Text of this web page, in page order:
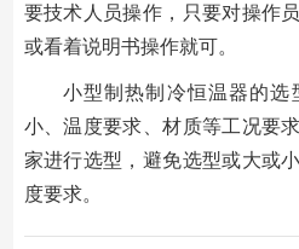
要技术人员操作，只要对操作
或看着说明书操作就可。
小型制热制冷恒温器的选
小、温度要求、材质等工况要
家进行选型，避免选型或大或
度要求。